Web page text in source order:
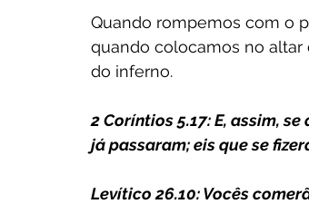
Quando rompemos com o
quando colocamos no altar
do inferno.
2 Coríntios 5.17: E, assim,
já passaram; eis que se
Levítico 26.10: Vocês